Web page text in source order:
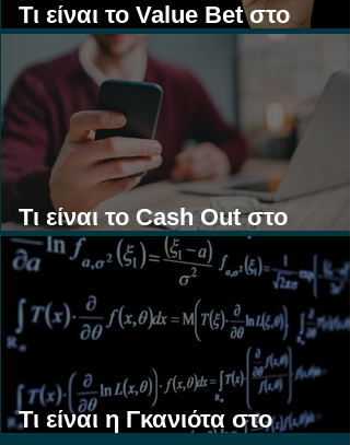
Τι είναι το Value Bet στο
Στοίχημα;
Τι είναι το Cash Out στο
Στοίχημα;
Τι είναι η Γκανιότα στο